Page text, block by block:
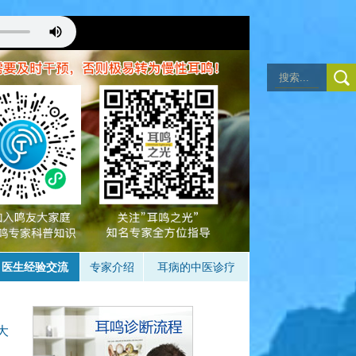
耳鸣，成功的状态
音乐治疗）。
医生经验交流 专家介绍 耳病的中医诊疗